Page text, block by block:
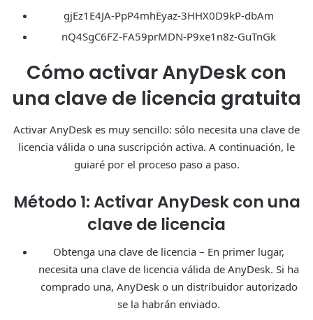
gjEz1E4JA-PpP4mhEyaz-3HHX0D9kP-dbAm
nQ4SgC6FZ-FA59prMDN-P9xe1n8z-GuTnGk
Cómo activar AnyDesk con
una clave de licencia gratuita
Activar AnyDesk es muy sencillo: sólo necesita una clave de
licencia válida o una suscripción activa. A continuación, le
guiaré por el proceso paso a paso.
Método 1: Activar AnyDesk con una
clave de licencia
Obtenga una clave de licencia – En primer lugar,
necesita una clave de licencia válida de AnyDesk. Si ha
comprado una, AnyDesk o un distribuidor autorizado
se la habrán enviado.